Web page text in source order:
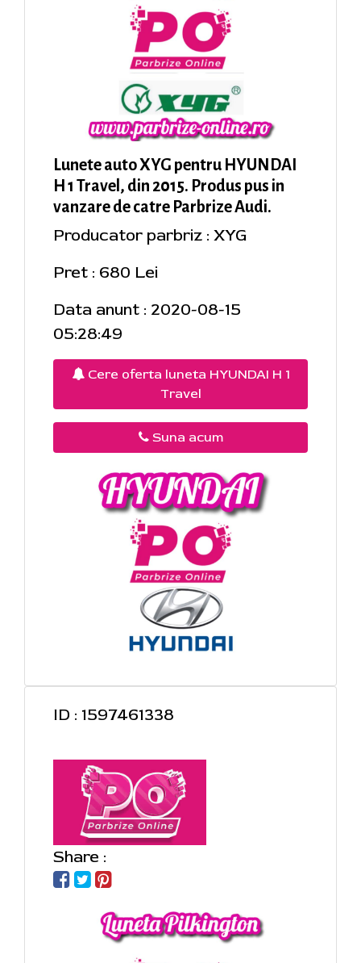
Lunete auto XYG pentru HYUNDAI
H 1 Travel, din 2015. Produs pus in
vanzare de catre Parbrize Audi.
Producator parbriz : XYG
Pret : 680 Lei
Data anunt : 2020-08-15
05:28:49
Cere oferta luneta HYUNDAI H 1
Travel
Suna acum
ID : 1597461338
Share :